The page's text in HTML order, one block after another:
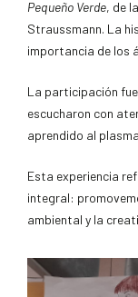
Pequeño Verde, de
Straussmann. La
importancia de los
La participación
escucharon con
aprendido al
Esta experiencia
integral:
ambiental y la